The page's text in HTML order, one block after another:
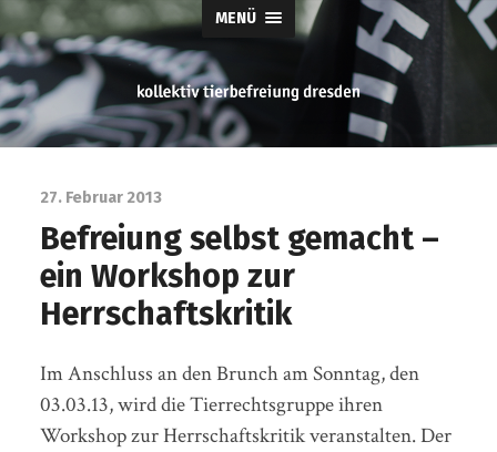
MENÜ
tierbefreiung
27. Februar 2013
Befreiung selbst gemacht –
ein Workshop zur
Herrschaftskritik
Im Anschluss an den Brunch am Sonntag, den
03.03.13, wird die Tierrechtsgruppe ihren
Workshop zur Herrschaftskritik veranstalten. Der